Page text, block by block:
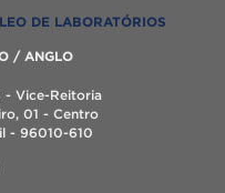
DE LABORATÓRIOS
/ ANGLO
- Vice-Reitoria
01 - Centro
- 96010-610